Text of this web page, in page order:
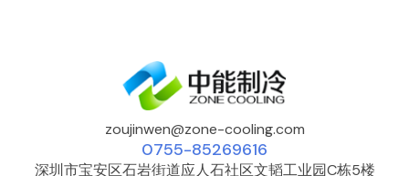
zoujinwen@zone-cooling.com
0755-85269616
深圳市宝安区石岩街道应人石社区文韬工业园C栋5楼